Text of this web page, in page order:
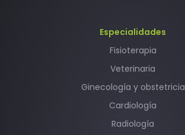
Especialidades
Fisioterapia
Veterinaria
Ginecología y obstetricia
Cardiología
Radiología